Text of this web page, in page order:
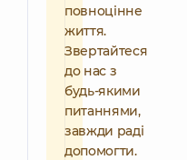
повноцінне
життя.
Звертайтеся
до нас з
будь-якими
питаннями,
завжди раді
допомогти.